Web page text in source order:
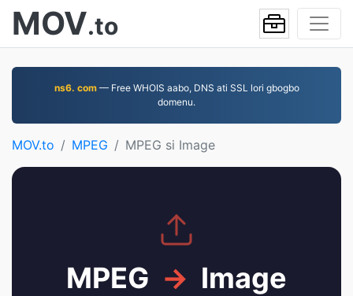
MOV.to
ns6. com— Free WHOIS aabo, DNS ati SSL lori gbogbo
domenu.
MOV.to MPEG MPEG si Image
MPEG → Image